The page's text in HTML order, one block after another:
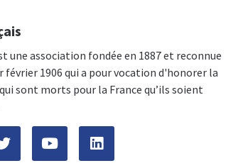
une association fondée en 1887 et reconnue
février 1906 qui a pour vocation d'honorer la
sont morts pour la France qu’ils soient